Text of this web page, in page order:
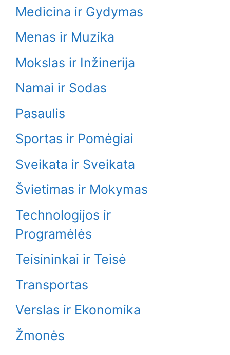
Medicina ir Gydymas
Menas ir Muzika
Mokslas ir Inžinerija
Namai ir Sodas
Pasaulis
Sportas ir Pomėgiai
Sveikata ir Sveikata
Švietimas ir Mokymas
Technologijos ir
Programėlės
Teisininkai ir Teisė
Transportas
Verslas ir Ekonomika
Žmonės